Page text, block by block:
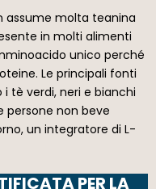
assume molta teanina
in molti alimenti
unico perché
Le principali fonti
tè verdi, neri e bianchi
persone non beve
un integratore di L-
PER LA